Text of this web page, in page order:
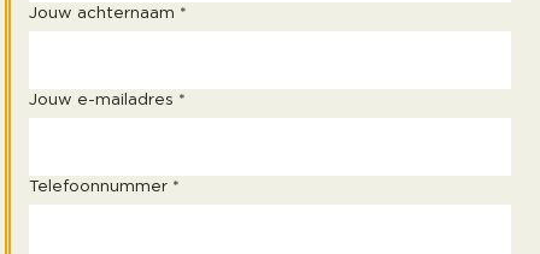
Jouw achternaam *
Jouw e-mailadres *
Telefoonnummer *